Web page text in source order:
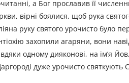
а Бог прославив її
вірні боялися, щоб рука
руку святого урочисто було
захопили агаряни, вони
одному дияконові, на ім’я
дуже урочисто святкують